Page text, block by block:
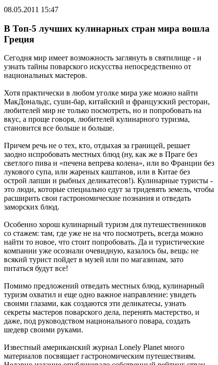
08.05.2011 15:47
В Топ-5 лучших кулинарных стран мира вошла
Греция
Сегодня мир имеет возможность заглянуть в святилище - и
узнать тайны поварского искусства непосредственно от
национальных мастеров.
Хотя практически в любом уголке мира уже можно найти
МакДональдс, суши-бар, китайский и французский ресторан,
любителей мир не только посмотреть, но и попробовать на
вкус, а проще говоря, любителей кулинарного туризма,
становится все больше и больше.
Причем речь не о тех, кто, отдыхая за границей, решает
заодно испробовать местных блюд (ну, как же в Праге без
светлого пива и «печена вепрева колена», или во Франции без
лукового супа, или жареных каштанов, или в Китае без
острой лапши и рыбных деликатесов!). Кулинарные туристы -
это люди, которые специально едут за тридевять земель, чтобы
расширить свои гастрономические познания и отведать
заморских блюд.
Особенно хорош кулинарный туризм для путешественников
со стажем: там, где уже не на что посмотреть, всегда можно
найти то новое, что стоит попробовать. Да и туристические
компании уже осознали очевидную, казалось бы, вещь: не
всякий турист пойдет в музей или по магазинам, зато
питаться будут все!
Помимо предложений отведать местных блюд, кулинарный
туризм охватил и еще одно важное направление: увидеть
своими глазами, как создаются эти деликатесы, узнать
секреты мастеров поварского дела, перенять мастерство, и
даже, под руководством национального повара, создать
шедевр своими руками.
Известный американский журнал Lonely Planet много
материалов посвящает гастрономическим путешествиям.